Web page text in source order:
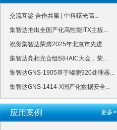
交流互鉴 合作共赢 | 中科曙光高...
集智达推出全国产化高性能ITX主板...
祝贺集智达荣膺2025年北京市先进...
集智达亮相光合组织HAIC大会，荣...
集智达GNS-1905基于鲲鹏920处理器...
集智达GNS-1414-X国产化数据安全...
更多>
应用案例